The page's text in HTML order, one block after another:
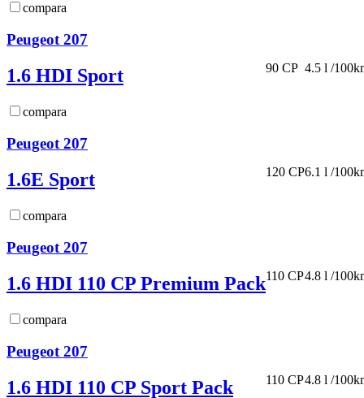
compara
Peugeot 207
1.6 HDI Sport
compara
90 CP 4.5 l /
Peugeot 207
1.6E Sport
compara
120 CP6.1 l /
Peugeot 207
1.6 HDI 110 CP Premium Pack
compara
110 CP4.8 l /
Peugeot 207
1.6 HDI 110 CP Sport Pack 110 CP4.8 l /